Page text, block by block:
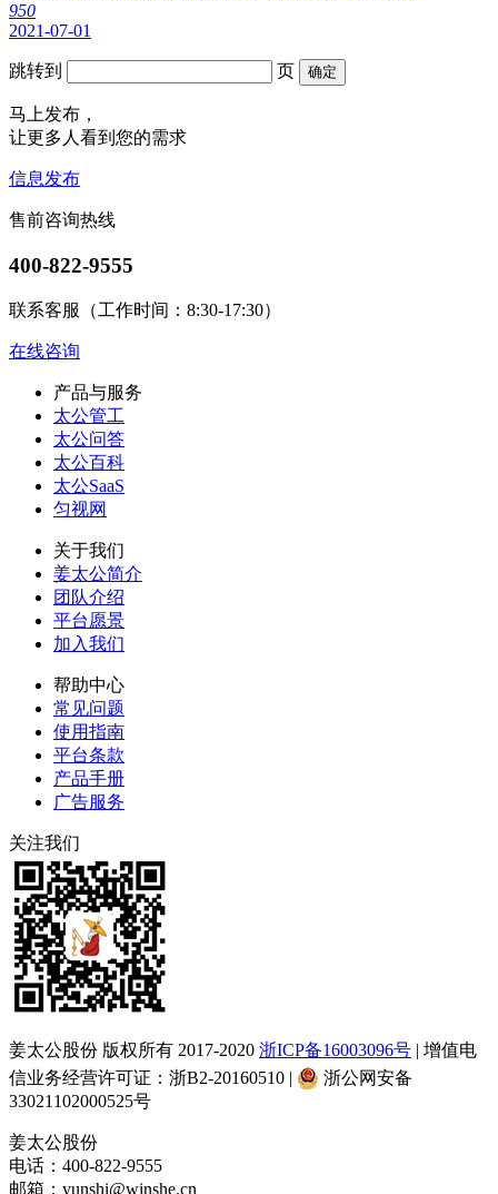
950
2021-07-01
跳转到 页 确定
马上发布，
让更多人看到您的需求
信息发布
售前咨询热线
400-822-9555
联系客服（工作时间：8:30-17:30）
在线咨询
产品与服务
太公管工
太公问答
太公百科
太公SaaS
匀视网
关于我们
姜太公简介
团队介绍
平台愿景
加入我们
帮助中心
常见问题
使用指南
平台条款
产品手册
广告服务
关注我们
姜太公股份 版权所有 2017-2020 浙ICP备16003096号 | 增值电
信业务经营许可证：浙B2-20160510 |
浙公网安备
33021102000525号
姜太公股份
电话：400-822-9555
邮箱：yunshi@winshe.cn